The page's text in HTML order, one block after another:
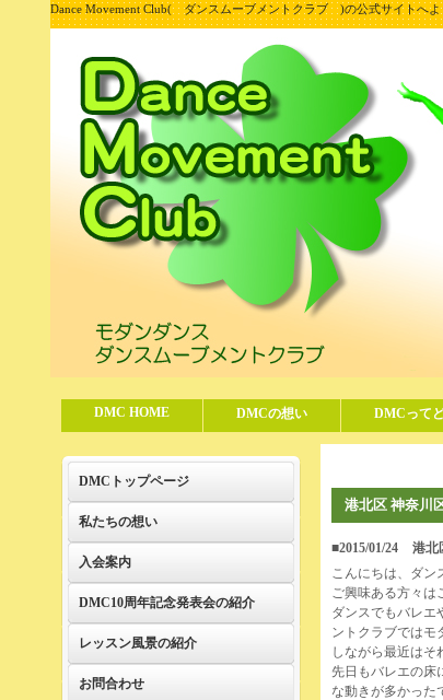
Dance Movement Club( ダンスムーブメントクラブ )の公式サイトへよ
DMC HOME DMCの想い DMCって
港北区 神奈川
■2015/01/24
港北
こんにちは、ダン
ご興味ある方々は
ダンスでもバレエ
ントクラブではモ
しながら最近はそ
先日もバレエの床
な動きが多かった
DMCトップページ
私たちの想い
入会案内
DMC10周年記念発表会の紹介
レッスン風景の紹介
お問合わせ